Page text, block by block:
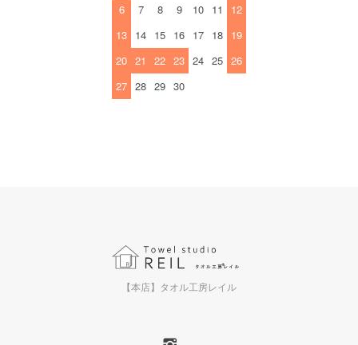
6
7 8 9 10 11
12
13 14 15 16 17 18 19
20 21 22 23 24 25 26
27 28 29 30
【本店】タオル工房レイル